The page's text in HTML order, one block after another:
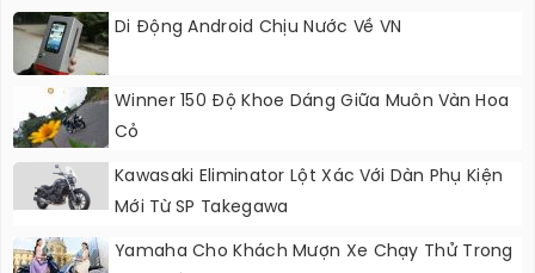
Di Động Android Chịu Nước Về VN
Winner 150 Độ Khoe Dáng Giữa Muôn Vàn Hoa
Cỏ
Kawasaki Eliminator Lột Xác Với Dàn Phụ Kiện
Mới Từ SP Takegawa
Yamaha Cho Khách Mượn Xe Chạy Thử Trong